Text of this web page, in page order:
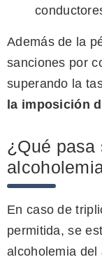
Además de la
sanciones por
superando la
la imposición
¿Qué
En caso de
permitida, se
alcoholemia del